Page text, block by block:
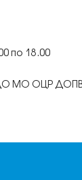
по 18.00
ДО МО ОЦР